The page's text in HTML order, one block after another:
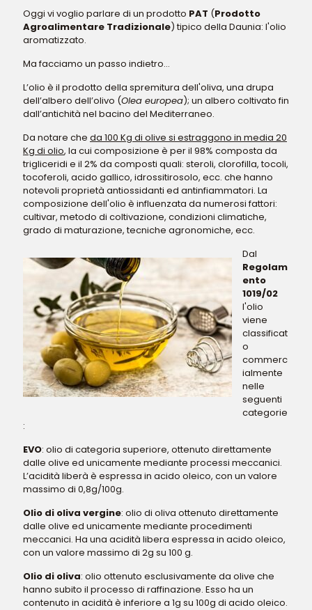
Oggi vi voglio parlare di un prodotto PAT (Prodotto
Agroalimentare Tradizionale) tipico della Daunia: l'olio
aromatizzato.
Ma facciamo un passo indietro...
L’olio è il prodotto della spremitura dell'oliva, una drupa
dell’albero dell’olivo (Olea europea); un albero coltivato fin
dall’antichità nel bacino del Mediterraneo.
Da notare che da 100 Kg di olive si estraggono in media 20
Kg di olio, la cui composizione è per il 98% composta da
trigliceridi e il 2% da composti quali: steroli, clorofilla, tocoli,
tocoferoli, acido gallico, idrossitirosolo, ecc. che hanno
notevoli proprietà antiossidanti ed antinfiammatori. La
composizione dell'olio è influenzata da numerosi fattori:
cultivar, metodo di coltivazione, condizioni climatiche,
grado di maturazione, tecniche agronomiche, ecc.
Dal
Regolam
ento
1019/02
l'olio
viene
classificat
o
commerc
ialmente
nelle
seguenti
categorie
:
EVO: olio di categoria superiore, ottenuto direttamente
dalle olive ed unicamente mediante processi meccanici.
L’acidità liberà è espressa in acido oleico, con un valore
massimo di 0,8g/100g.
Olio di oliva vergine: olio di oliva ottenuto direttamente
dalle olive ed unicamente mediante procedimenti
meccanici. Ha una acidità libera espressa in acido oleico,
con un valore massimo di 2g su 100 g.
Olio di oliva: olio ottenuto esclusivamente da olive che
hanno subito il processo di raffinazione. Esso ha un
contenuto in acidità è inferiore a 1g su 100g di acido oleico.